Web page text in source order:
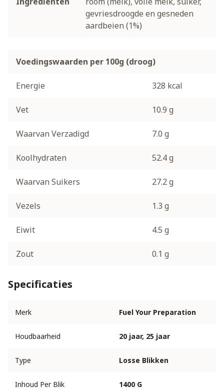
gevriesdroogde en gesneden
aardbeien (1%)
Voedingswaarden per 100g (droog)
Energie 328 kcal
Vet 10.9 g
Waarvan Verzadigd 7.0 g
Koolhydraten 52.4 g
Waarvan Suikers 27.2 g
Vezels 1.3 g
Eiwit 4.5 g
Zout 0.1 g
Specificaties
Merk Fuel Your Preparation
Houdbaarheid 20 jaar, 25 jaar
Type Losse Blikken
Inhoud Per Blik 1400 G